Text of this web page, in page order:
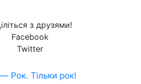
з друзями!
Facebook
Twitter
— Рок. Тільки рок!